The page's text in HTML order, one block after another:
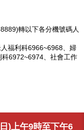
)上午9時至下午6
轉以下各分機號碼人
福利科6966~6968、婦
6972~6974、社會工作